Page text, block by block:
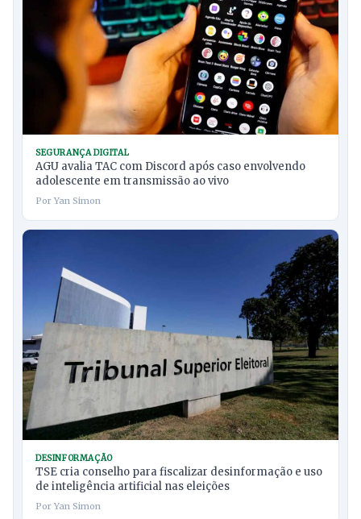
SEGURANÇA DIGITAL
AGU avalia TAC com Discord após caso envolvendo
adolescente em transmissão ao vivo
Por Yan Simon
DESINFORMAÇÃO
TSE cria conselho para fiscalizar desinformação e uso
de inteligência artificial nas eleições
Por Yan Simon